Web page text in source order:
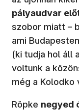
pályaudvar
szobor miatt –
ami
(ki tudja hol áll
voltunk a
még a Kolodko
Röpke negyed